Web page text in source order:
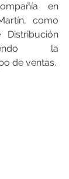
en
como
Distribución
la
de ventas.